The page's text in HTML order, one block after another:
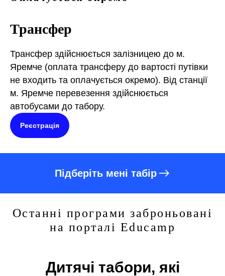
Трансфер
Трансфер здійснюється залізницею до м.
Яремче (оплата трансферу до вартості путівки
не входить та оплачується окремо). Від станції
м. Яремче перевезення здійснюється
автобусами до табору.
Реєстрація
Підберіть мені табір
Останні програми заброньовані
на порталі Educamp
Дитячі табори, які